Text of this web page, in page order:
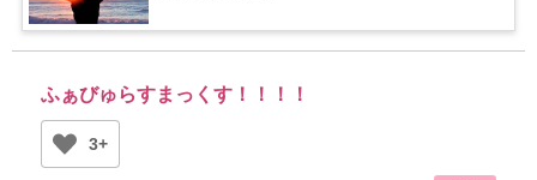
ふぁびゅらすまっくす！！！！
3+